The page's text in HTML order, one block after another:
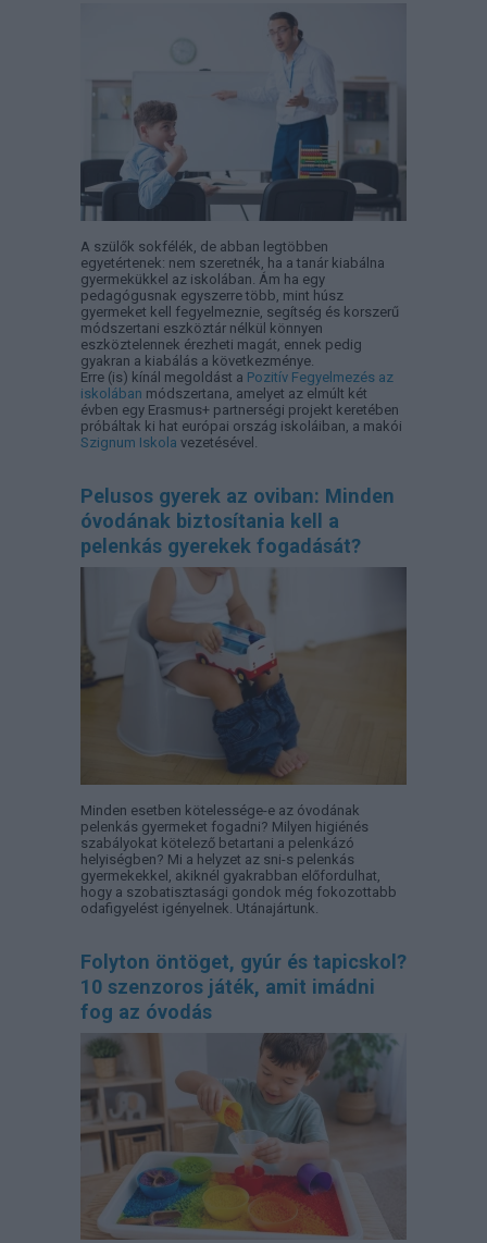
A szülők sokfélék, de abban legtöbben
egyetértenek: nem szeretnék, ha a tanár kiabálna
gyermekükkel az iskolában. Ám ha egy
pedagógusnak egyszerre több, mint húsz
gyermeket kell fegyelmeznie, segítség és korszerű
módszertani eszköztár nélkül könnyen
eszköztelennek érezheti magát, ennek pedig
gyakran a kiabálás a következménye.
Erre (is) kínál megoldást a Pozitív Fegyelmezés az
iskolában módszertana, amelyet az elmúlt két
évben egy Erasmus+ partnerségi projekt keretében
próbáltak ki hat európai ország iskoláiban, a makói
Szignum Iskola vezetésével.
Pelusos gyerek az oviban: Minden
óvodának biztosítania kell a
pelenkás gyerekek fogadását?
Minden esetben kötelessége-e az óvodának
pelenkás gyermeket fogadni? Milyen higiénés
szabályokat kötelező betartani a pelenkázó
helyiségben? Mi a helyzet az sni-s pelenkás
gyermekekkel, akiknél gyakrabban előfordulhat,
hogy a szobatisztasági gondok még fokozottabb
odafigyelést igényelnek. Utánajártunk.
Folyton öntöget, gyúr és tapicskol?
10 szenzoros játék, amit imádni
fog az óvodás